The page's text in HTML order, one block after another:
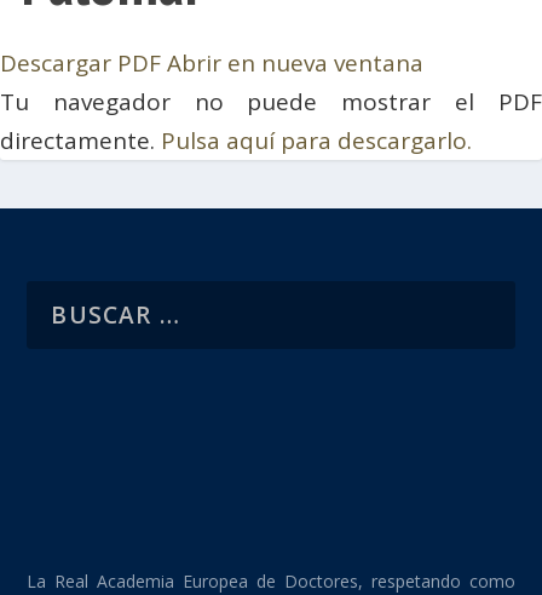
Descargar PDFAbrir en nueva ventana
Tu navegador no puede mostrar el PDF
directamente. Pulsa aquí para descargarlo.
La Real Academia Europea de Doctores, respetando como